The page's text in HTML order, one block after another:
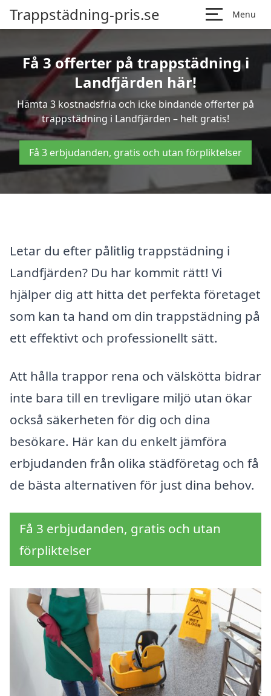
Trappstädning-pris.se Menu
Få 3 offerter på trappstädning i
Landfjärden här!
Hämta 3 kostnadsfria och icke bindande offerter på
trappstädning i Landfjärden – helt gratis!
Få 3 erbjudanden, gratis och utan förpliktelser
Letar du efter pålitlig trappstädning i
Landfjärden? Du har kommit rätt! Vi
hjälper dig att hitta det perfekta företaget
som kan ta hand om din trappstädning på
ett effektivt och professionellt sätt.
Att hålla trappor rena och välskötta bidrar
inte bara till en trevligare miljö utan ökar
också säkerheten för dig och dina
besökare. Här kan du enkelt jämföra
erbjudanden från olika städföretag och få
de bästa alternativen för just dina behov.
Få 3 erbjudanden, gratis och utan
förpliktelser